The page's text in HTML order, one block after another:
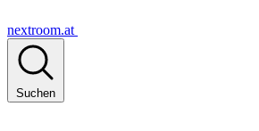
nextroom.at
Suchen